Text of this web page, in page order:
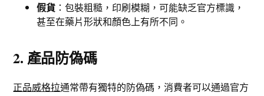
假貨 ：包裝粗糙，印刷模糊，可能缺乏官方標識，
甚至在藥片形狀和顏色上有所不同。
2. 產品防偽碼
正品威格拉通常帶有獨特的防偽碼，消費者可以通過官方